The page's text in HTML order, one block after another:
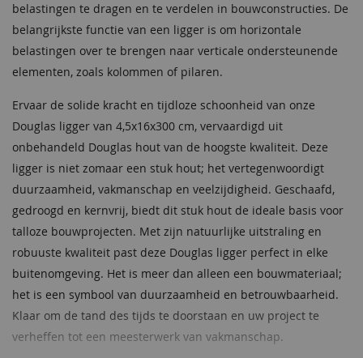
belastingen te dragen en te verdelen in bouwconstructies. De
belangrijkste functie van een ligger is om horizontale
belastingen over te brengen naar verticale ondersteunende
elementen, zoals kolommen of pilaren.
Ervaar de solide kracht en tijdloze schoonheid van onze
Douglas ligger van 4,5x16x300 cm, vervaardigd uit
onbehandeld Douglas hout van de hoogste kwaliteit. Deze
ligger is niet zomaar een stuk hout; het vertegenwoordigt
duurzaamheid, vakmanschap en veelzijdigheid. Geschaafd,
gedroogd en kernvrij, biedt dit stuk hout de ideale basis voor
talloze bouwprojecten. Met zijn natuurlijke uitstraling en
robuuste kwaliteit past deze Douglas ligger perfect in elke
buitenomgeving. Het is meer dan alleen een bouwmateriaal;
het is een symbool van duurzaamheid en betrouwbaarheid.
Klaar om de tand des tijds te doorstaan en uw project te
verheffen tot een meesterwerk van vakmanschap.